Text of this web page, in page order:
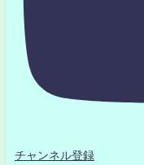
チャンネル登録